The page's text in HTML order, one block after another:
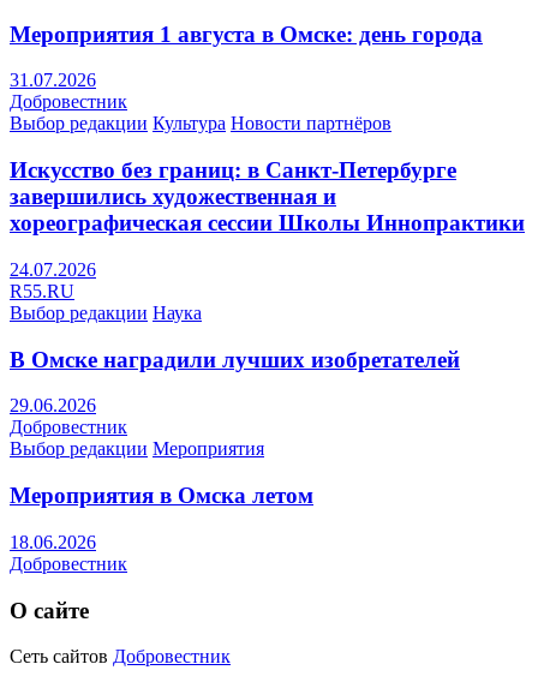
Мероприятия 1 августа в Омске: день города
31.07.2026
Добровестник
Выбор редакции Культура Новости партнёров
Искусство без границ: в Санкт-Петербурге
завершились художественная и
хореографическая сессии Школы Иннопрактики
24.07.2026
R55.RU
Выбор редакции Наука
В Омске наградили лучших изобретателей
29.06.2026
Добровестник
Выбор редакции Мероприятия
Мероприятия в Омска летом
18.06.2026
Добровестник
О сайте
Сеть сайтов Добровестник